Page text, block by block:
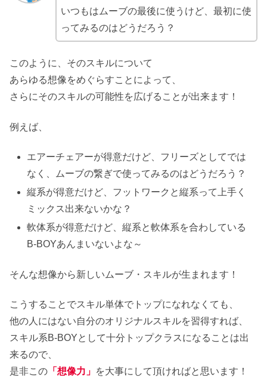
いつもはムーブの最後に使うけど、最初に使
ってみるのはどうだろう？
このように、そのスキルについて
あらゆる想像をめぐらすことによって、
さらにそのスキルの可能性を広げることが出来ます！
例えば、
エアーチェアーが得意だけど、フリーズとしてでは
なく、ムーブの繋ぎで使ってみるのはどうだろう？
縦系が得意だけど、フットワークと縦系って上手く
ミックス出来ないかな？
軟体系が得意だけど、縦系と軟体系を合わしている
B-BOYあんまいないよな～
そんな想像から新しいムーブ・スキルが生まれます！
こうすることでスキル単体でトップになれなくても、
他の人にはない自分のオリジナルスキルを習得すれば、
スキル系B-BOYとして十分トップクラスになることは出
来るので、
是非この 「想像力」 を大事にして頂ければと思います！